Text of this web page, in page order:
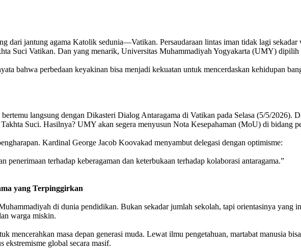
dari jantung agama Katolik sedunia—Vatikan. Persaudaraan lintas iman tidak lagi
Suci Vatikan. Dan yang menarik, Universitas Muhammadiyah Yogyakarta (UMY) dipilih
bahwa perbedaan keyakinan bisa menjadi kekuatan untuk mencerdaskan kehidupan
langsung dengan Dikasteri Dialog Antaragama di Vatikan pada Selasa (5/5/
Suci. Hasilnya? UMY akan segera menyusun Nota Kesepahaman (MoU) di bidang
Kardinal George Jacob Koovakad menyambut delegasi dengan optimisme:
terhadap keberagaman dan keterbukaan terhadap kolaborasi antaragama.”
yang Terpinggirkan
di dunia pendidikan. Bukan sekadar jumlah sekolah, tapi orientasinya yang
warga miskin.
mencerahkan masa depan generasi muda. Lewat ilmu pengetahuan, martabat manusia
ekstremisme global secara masif.